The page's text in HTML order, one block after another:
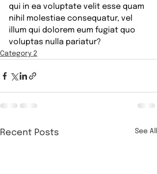
qui in ea voluptate velit esse quam
nihil molestiae consequatur, vel
illum qui dolorem eum fugiat quo
voluptas nulla pariatur?
Category 2
Recent Posts See All